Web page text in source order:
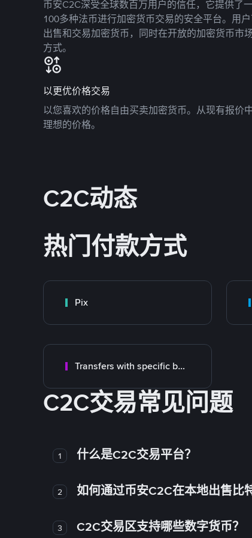
币安C2C深受全球数百万用户的信任，它提供了
100多种法币进行加密货币交易的安全平台。用
出售和交易加密货币，同时在开放的加密货币市
方式。
以更优价格交易
以您喜欢的价格自由买卖加密货币。从现有报价
理想的价格。
C2C动态
热门付款方式
Pix
Transfers with specific bank
C2C交易常见问题
1 什么是C2C交易平台？
2 如何通过币安C2C在本地出售比
3 C2C交易区支持哪些数字货币？